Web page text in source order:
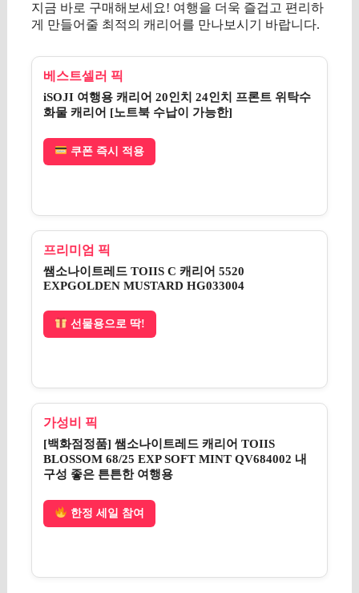
지금 바로 구매해보세요! 여행을 더욱 즐겁고 편리하
게 만들어줄 최적의 캐리어를 만나보시기 바랍니다.
베스트셀러 픽
iSOJI 여행용 캐리어 20인치 24인치 프론트 위탁수
화물 캐리어 [노트북 수납이 가능한]
쿠폰 즉시 적용
프리미엄 픽
쌤소나이트레드 TOIIS C 캐리어 5520
EXPGOLDEN MUSTARD HG033004
선물용으로 딱!
가성비 픽
[백화점정품] 쌤소나이트레드 캐리어 TOIIS
BLOSSOM 68/25 EXP SOFT MINT QV684002 내
구성 좋은 튼튼한 여행용
한정 세일 참여